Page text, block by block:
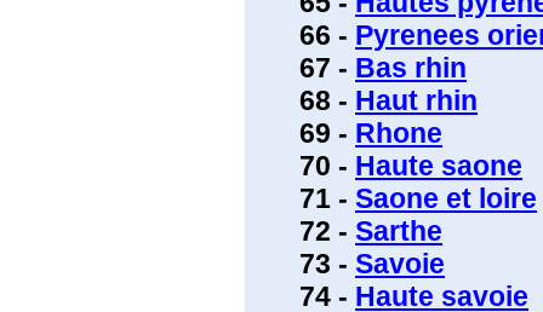
66 - Pyrenees
67 - Bas rhin
68 - Haut rhin
69 - Rhone
70 - Haute saone
71 - Saone et loire
72 - Sarthe
73 - Savoie
74 - Haute savoie